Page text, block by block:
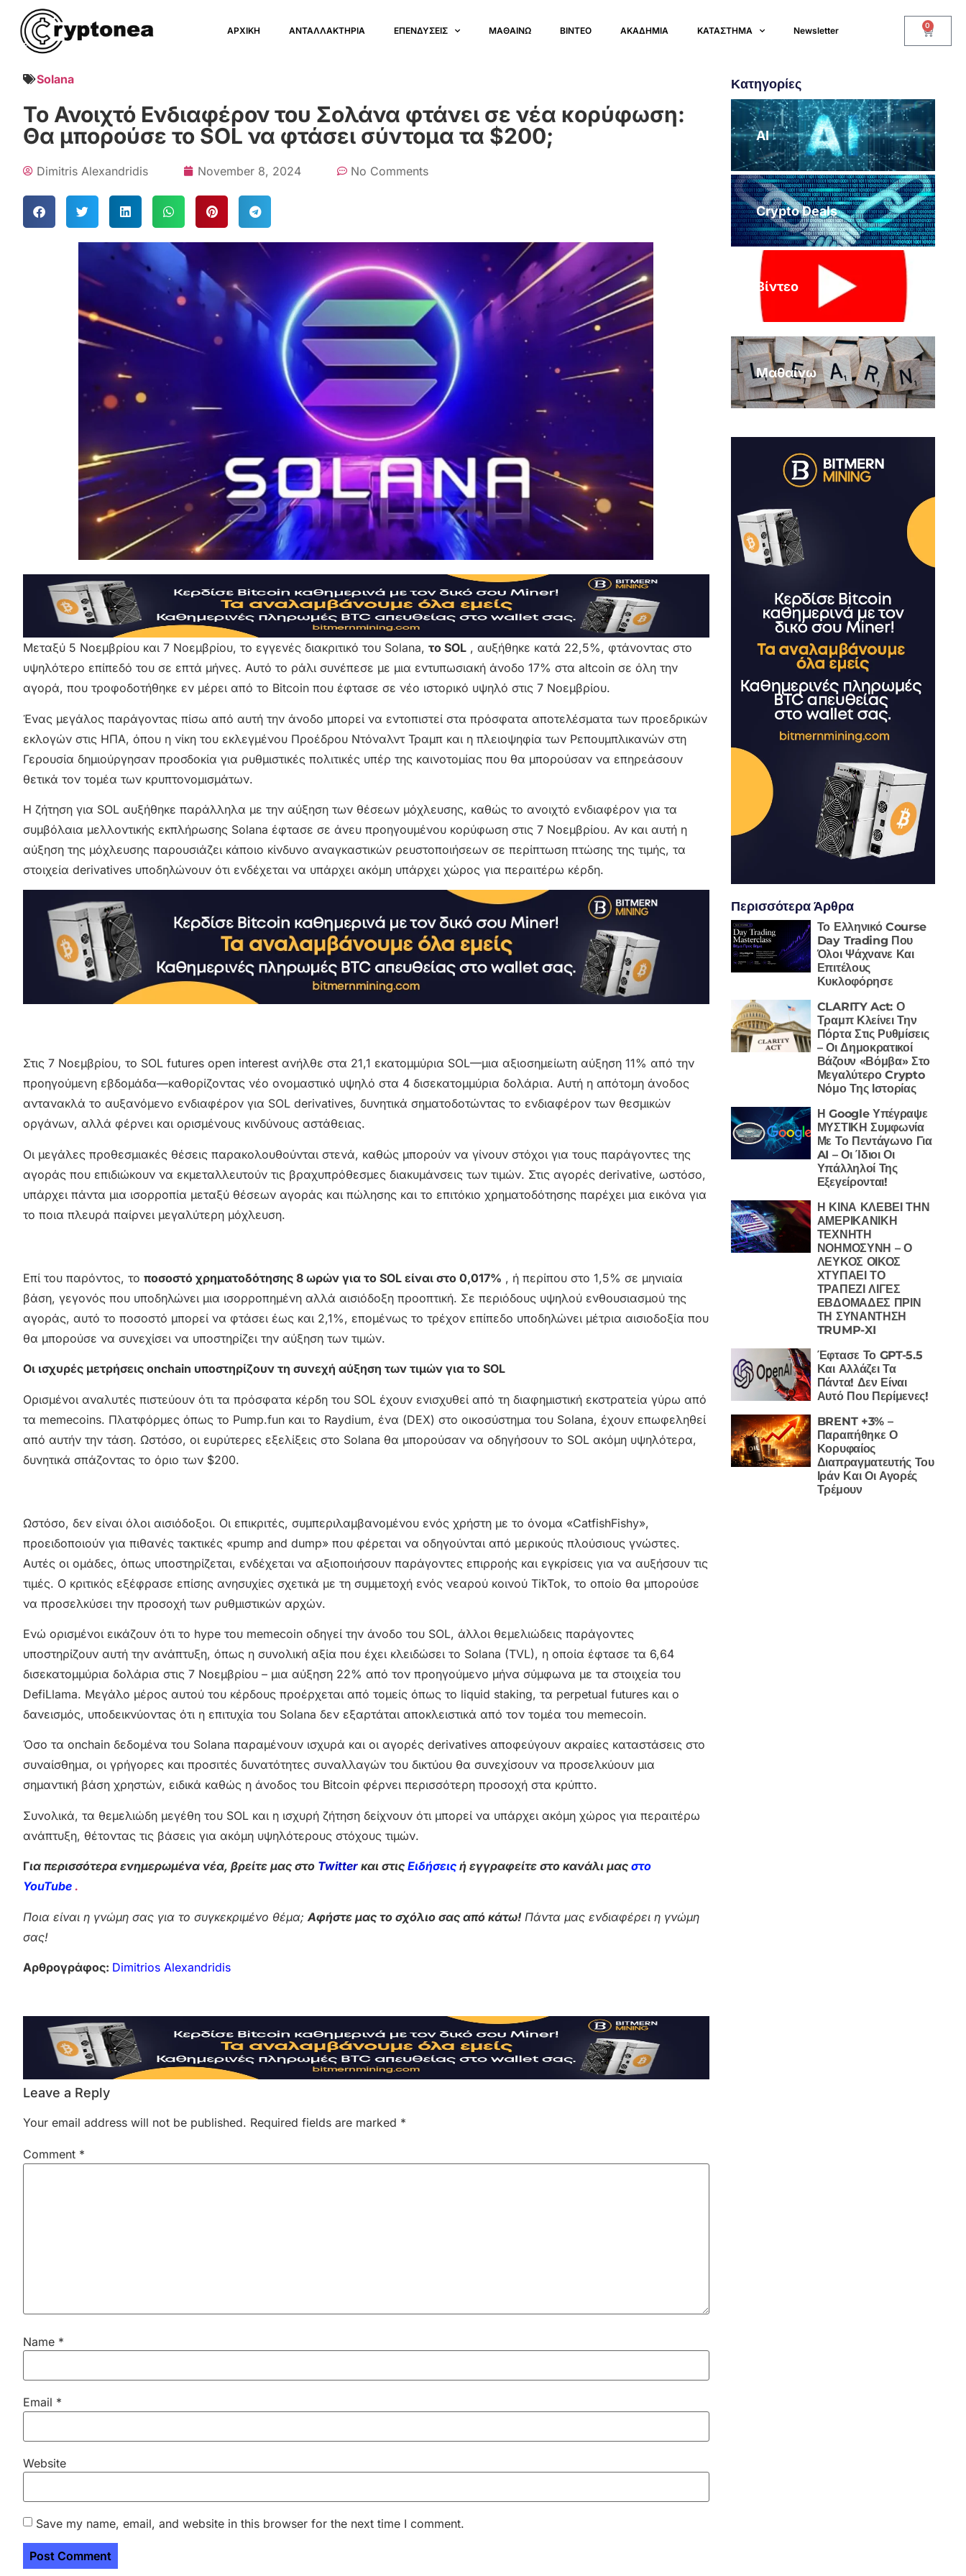
ΑΡΧΙΚΗ ΑΝΤΑΛΛΑΚΤΗΡΙΑ ΕΠΕΝΔΥΣΕΙΣ ΜΑΘΑΙΝΩ ΒΙΝΤΕΟ ΑΚΑΔΗΜΙΑ ΚΑΤΑΣΤΗΜΑ Newsletter 0
Solana
Το Ανοιχτό Ενδιαφέρον του Σολάνα φτάνει σε νέα κορύφωση:
Θα μπορούσε το SOL να φτάσει σύντομα τα $200;
Dimitris Alexandridis November 8, 2024 No Comments
Μεταξύ 5 Νοεμβρίου και 7 Νοεμβρίου, το εγγενές διακριτικό του Solana, το SOL , αυξήθηκε κατά 22,5%, φτάνοντας στο
υψηλότερο επίπεδό του σε επτά μήνες. Αυτό το ράλι συνέπεσε με μια εντυπωσιακή άνοδο 17% στα altcoin σε όλη την
αγορά, που τροφοδοτήθηκε εν μέρει από το Bitcoin που έφτασε σε νέο ιστορικό υψηλό στις 7 Νοεμβρίου.
Ένας μεγάλος παράγοντας πίσω από αυτή την άνοδο μπορεί να εντοπιστεί στα πρόσφατα αποτελέσματα των προεδρικών
εκλογών στις ΗΠΑ, όπου η νίκη του εκλεγμένου Προέδρου Ντόναλντ Τραμπ και η πλειοψηφία των Ρεπουμπλικανών στη
Γερουσία δημιούργησαν προσδοκία για ρυθμιστικές πολιτικές υπέρ της καινοτομίας που θα μπορούσαν να επηρεάσουν
θετικά τον τομέα των κρυπτονομισμάτων.
Η ζήτηση για SOL αυξήθηκε παράλληλα με την αύξηση των θέσεων μόχλευσης, καθώς το ανοιχτό ενδιαφέρον για τα
συμβόλαια μελλοντικής εκπλήρωσης Solana έφτασε σε άνευ προηγουμένου κορύφωση στις 7 Νοεμβρίου. Αν και αυτή η
αύξηση της μόχλευσης παρουσιάζει κάποιο κίνδυνο αναγκαστικών ρευστοποιήσεων σε περίπτωση πτώσης της τιμής, τα
στοιχεία derivatives υποδηλώνουν ότι ενδέχεται να υπάρχει ακόμη υπάρχει χώρος για περαιτέρω κέρδη.
Στις 7 Νοεμβρίου, το SOL futures open interest ανήλθε στα 21,1 εκατομμύρια SOL—μια αξιοσημείωτη αύξηση 11% από την
προηγούμενη εβδομάδα—καθορίζοντας νέο ονομαστικό υψηλό στα 4 δισεκατομμύρια δολάρια. Αυτή η απότομη άνοδος
αντανακλά το αυξανόμενο ενδιαφέρον για SOL derivatives, δυνητικά σηματοδοτώντας το ενδιαφέρον των θεσμικών
οργάνων, αλλά φέρνει και ορισμένους κινδύνους αστάθειας.
Οι μεγάλες προθεσμιακές θέσεις παρακολουθούνται στενά, καθώς μπορούν να γίνουν στόχοι για τους παράγοντες της
αγοράς που επιδιώκουν να εκμεταλλευτούν τις βραχυπρόθεσμες διακυμάνσεις των τιμών. Στις αγορές derivative, ωστόσο,
υπάρχει πάντα μια ισορροπία μεταξύ θέσεων αγοράς και πώλησης και το επιτόκιο χρηματοδότησης παρέχει μια εικόνα για
το ποια πλευρά παίρνει μεγαλύτερη μόχλευση.
Επί του παρόντος, το ποσοστό χρηματοδότησης 8 ωρών για το SOL είναι στο 0,017% , ή περίπου στο 1,5% σε μηνιαία
βάση, γεγονός που υποδηλώνει μια ισορροπημένη αλλά αισιόδοξη προοπτική. Σε περιόδους υψηλού ενθουσιασμού της
αγοράς, αυτό το ποσοστό μπορεί να φτάσει έως και 2,1%, επομένως το τρέχον επίπεδο υποδηλώνει μέτρια αισιοδοξία που
θα μπορούσε να συνεχίσει να υποστηρίζει την αύξηση των τιμών.
Οι ισχυρές μετρήσεις onchain υποστηρίζουν τη συνεχή αύξηση των τιμών για τo SOL
Ορισμένοι αναλυτές πιστεύουν ότι τα πρόσφατα κέρδη του SOL έχουν ενισχυθεί από τη διαφημιστική εκστρατεία γύρω από
τα memecoins. Πλατφόρμες όπως το Pump.fun και το Raydium, ένα (DEX) στο οικοσύστημα του Solana, έχουν επωφεληθεί
από αυτήν την τάση. Ωστόσο, οι ευρύτερες εξελίξεις στο Solana θα μπορούσαν να οδηγήσουν το SOL ακόμη υψηλότερα,
δυνητικά σπάζοντας το όριο των $200.
Ωστόσο, δεν είναι όλοι αισιόδοξοι. Οι επικριτές, συμπεριλαμβανομένου ενός χρήστη με το όνομα «CatfishFishy»,
προειδοποιούν για πιθανές τακτικές «pump and dump» που φέρεται να οδηγούνται από μερικούς πλούσιους γνώστες.
Αυτές οι ομάδες, όπως υποστηρίζεται, ενδέχεται να αξιοποιήσουν παράγοντες επιρροής και εγκρίσεις για να αυξήσουν τις
τιμές. Ο κριτικός εξέφρασε επίσης ανησυχίες σχετικά με τη συμμετοχή ενός νεαρού κοινού TikTok, το οποίο θα μπορούσε
να προσελκύσει την προσοχή των ρυθμιστικών αρχών.
Ενώ ορισμένοι εικάζουν ότι το hype του memecoin οδηγεί την άνοδο του SOL, άλλοι θεμελιώδεις παράγοντες
υποστηρίζουν αυτή την ανάπτυξη, όπως η συνολική αξία που έχει κλειδώσει το Solana (TVL), η οποία έφτασε τα 6,64
δισεκατομμύρια δολάρια στις 7 Νοεμβρίου – μια αύξηση 22% από τον προηγούμενο μήνα σύμφωνα με τα στοιχεία του
DefiLlama. Μεγάλο μέρος αυτού του κέρδους προέρχεται από τομείς όπως το liquid staking, τα perpetual futures και ο
δανεισμός, υποδεικνύοντας ότι η επιτυχία του Solana δεν εξαρτάται αποκλειστικά από τον τομέα του memecoin.
Όσο τα onchain δεδομένα του Solana παραμένουν ισχυρά και οι αγορές derivatives αποφεύγουν ακραίες καταστάσεις στο
συναίσθημα, οι γρήγορες και προσιτές δυνατότητες συναλλαγών του δικτύου θα συνεχίσουν να προσελκύουν μια
σημαντική βάση χρηστών, ειδικά καθώς η άνοδος του Bitcoin φέρνει περισσότερη προσοχή στα κρύπτο.
Συνολικά, τα θεμελιώδη μεγέθη του SOL και η ισχυρή ζήτηση δείχνουν ότι μπορεί να υπάρχει ακόμη χώρος για περαιτέρω
ανάπτυξη, θέτοντας τις βάσεις για ακόμη υψηλότερους στόχους τιμών.
Για περισσότερα ενημερωμένα νέα, βρείτε μας στο Twitter και στις Ειδήσεις ή εγγραφείτε στο κανάλι μας στο
YouTube .
Ποια είναι η γνώμη σας για το συγκεκριμένο θέμα; Αφήστε μας το σχόλιο σας από κάτω! Πάντα μας ενδιαφέρει η γνώμη
σας!
Αρθρογράφος: Dimitrios Alexandridis
Leave a Reply
Your email address will not be published. Required fields are marked *
Comment *
Name *
Email *
Website
Save my name, email, and website in this browser for the next time I comment.
Κατηγορίες
AI
Crypto Deals
Βίντεο
Μαθαίνω
Περισσότερα Άρθρα
Το Ελληνικό Course
Day Trading Που
Όλοι Ψάχνανε Και
Επιτέλους
Κυκλοφόρησε
CLARITY Act: Ο
Τραμπ Κλείνει Την
Πόρτα Στις Ρυθμίσεις
– Οι Δημοκρατικοί
Βάζουν «Βόμβα» Στο
Μεγαλύτερο Crypto
Νόμο Της Ιστορίας
Η Google Υπέγραψε
ΜΥΣΤΙΚΗ Συμφωνία
Με Το Πεντάγωνο Για
AI – Οι Ίδιοι Οι
Υπάλληλοί Της
Εξεγείρονται!
Η ΚΙΝΑ ΚΛΕΒΕΙ ΤΗΝ
ΑΜΕΡΙΚΑΝΙΚΗ
ΤΕΧΝΗΤΗ
ΝΟΗΜΟΣΥΝΗ – Ο
ΛΕΥΚΟΣ ΟΙΚΟΣ
ΧΤΥΠΑΕΙ ΤΟ
ΤΡΑΠΕΖΙ ΛΙΓΕΣ
ΕΒΔΟΜΑΔΕΣ ΠΡΙΝ
ΤΗ ΣΥΝΑΝΤΗΣΗ
TRUMP-XI
Έφτασε Το GPT-5.5
Και Αλλάζει Τα
Πάντα! Δεν Είναι
Αυτό Που Περίμενες!
BRENT +3% –
Παραιτήθηκε Ο
Κορυφαίος
Διαπραγματευτής Του
Ιράν Και Οι Αγορές
Τρέμουν